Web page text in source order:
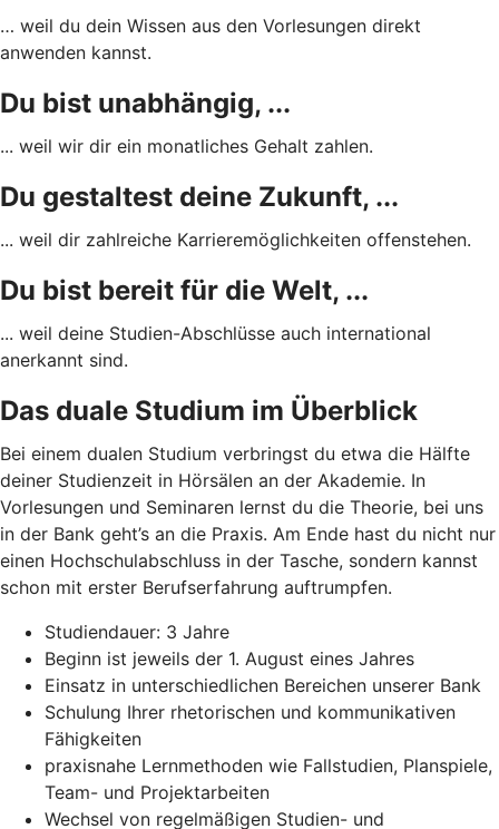
… weil du dein Wissen aus den Vorlesungen direkt
anwenden kannst.
Du bist unabhängig, ...
... weil wir dir ein monatliches Gehalt zahlen.
Du gestaltest deine Zukunft, ...
... weil dir zahlreiche Karrieremöglichkeiten offenstehen.
Du bist bereit für die Welt, ...
... weil deine Studien-Abschlüsse auch international
anerkannt sind.
Das duale Studium im Überblick
Bei einem dualen Studium verbringst du etwa die Hälfte
deiner Studienzeit in Hörsälen an der Akademie. In
Vorlesungen und Seminaren lernst du die Theorie, bei uns
in der Bank geht’s an die Praxis. Am Ende hast du nicht nur
einen Hochschulabschluss in der Tasche, sondern kannst
schon mit erster Berufserfahrung auftrumpfen.
Studiendauer: 3 Jahre
Beginn ist jeweils der 1. August eines Jahres
Einsatz in unterschiedlichen Bereichen unserer Bank
Schulung Ihrer rhetorischen und kommunikativen
Fähigkeiten
praxisnahe Lernmethoden wie Fallstudien, Planspiele,
Team- und Projektarbeiten
Wechsel von regelmäßigen Studien- und